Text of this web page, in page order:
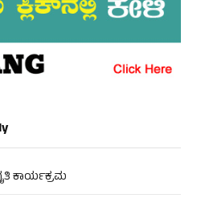
ಕಾರ್ಯಕ್ರಮ